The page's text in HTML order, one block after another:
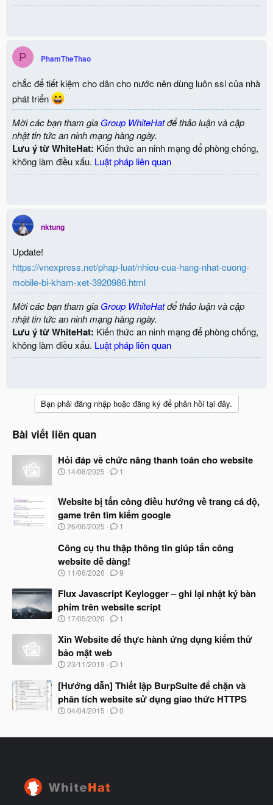
P PhamTheThao
chắc để tiết kiệm cho dân cho nước nên dùng luôn ssl của nhà
phát triển
Mời các bạn tham gia Group WhiteHatđể thảo luận và cập
nhật tin tức an ninh mạng hàng ngày.
Lưu ý từ WhiteHat: Kiến thức an ninh mạng để phòng chống,
không làm điều xấu. Luật pháp liên quan
nktung
Update!
https://vnexpress.net/phap-luat/nhieu-cua-hang-nhat-cuong-
mobile-bi-kham-xet-3920986.html
Mời các bạn tham gia Group WhiteHatđể thảo luận và cập
nhật tin tức an ninh mạng hàng ngày.
Lưu ý từ WhiteHat: Kiến thức an ninh mạng để phòng chống,
không làm điều xấu. Luật pháp liên quan
Bạn phải đăng nhập hoặc đăng ký để phản hồi tại đây.
Bài viết liên quan
Hỏi đáp về chức năng thanh toán cho website
N
y
ắ
t
ầ
u
14/08/2025 1
Website bị tấn công điều hướng về trang cá độ,
game trên tìm kiếm google
N
à
y
b
ắ
đ
ầ
u
26/06/2025 1
Công cụ thu thập thông tin giúp tấn công
website dễ dàng!
N
à
b
ắ
đ
ầ
u
11/06/2020 9
Flux Javascript Keylogger – ghi lại nhật ký bàn
phím trên website script
N
à
y
b
ắ
đ
ầ
u
17/05/2020 1
Xin Website để thực hành ứng dụng kiểm thử
bảo mật web
N
à
y
b
ắ
23/11/2019 1
[Hướng dẫn] Thiết lập BurpSuite để chặn và
phân tích website sử dụng giao thức HTTPS
N
y
ầ
04/04/2015 0